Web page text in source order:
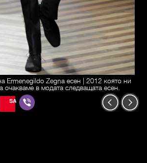
Ermenegildo Zegna есен | 2012 която ни
очакваме в модата следващата есен.
SAVE